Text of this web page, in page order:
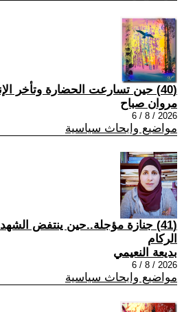
(40) حين تسارعت الحضارة وتأخر الإنسان✋…
مروان صباح
2026 / 8 / 6
مواضيع وابحاث سياسية
(41) جنازة مؤجلة..حين ينتفض
الركام
بديعة النعيمي
2026 / 8 / 6
مواضيع وابحاث سياسية